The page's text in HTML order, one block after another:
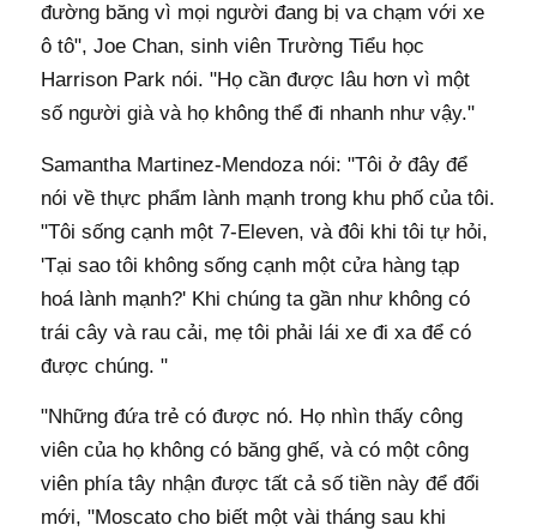
đường băng vì mọi người đang bị va chạm với xe
ô tô", Joe Chan, sinh viên Trường Tiểu học
Harrison Park nói. "Họ cần được lâu hơn vì một
số người già và họ không thể đi nhanh như vậy."
Samantha Martinez-Mendoza nói: "Tôi ở đây để
nói về thực phẩm lành mạnh trong khu phố của tôi.
"Tôi sống cạnh một 7-Eleven, và đôi khi tôi tự hỏi,
'Tại sao tôi không sống cạnh một cửa hàng tạp
hoá lành mạnh?' Khi chúng ta gần như không có
trái cây và rau cải, mẹ tôi phải lái xe đi xa để có
được chúng. "
"Những đứa trẻ có được nó. Họ nhìn thấy công
viên của họ không có băng ghế, và có một công
viên phía tây nhận được tất cả số tiền này để đổi
mới, "Moscato cho biết một vài tháng sau khi